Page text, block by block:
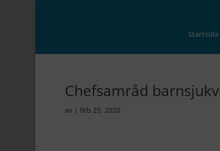
Startsida
Chefsamråd
av | feb 25, 2020